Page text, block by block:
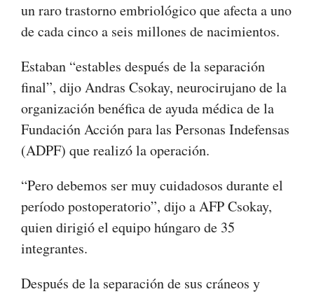
un raro trastorno embriológico que afecta a uno
de cada cinco a seis millones de nacimientos.
Estaban “estables después de la separación
final”, dijo Andras Csokay, neurocirujano de la
organización benéfica de ayuda médica de la
Fundación Acción para las Personas Indefensas
(ADPF) que realizó la operación.
“Pero debemos ser muy cuidadosos durante el
período postoperatorio”, dijo a AFP Csokay,
quien dirigió el equipo húngaro de 35
integrantes.
Después de la separación de sus cráneos y